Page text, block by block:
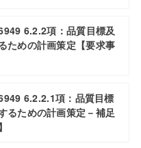
6.2.2項：品質目標及
ための計画策定【要求事
6.2.2.1項：品質目標
るための計画策定－補足